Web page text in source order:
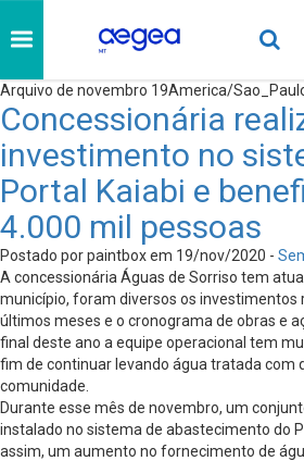
Arquivo de novembro 19America/
Concessionária
investimento no
Portal Kaiabi e
4.000 mil pessoas
Postado por paintbox em 19/nov/2020 -
A concessionária Águas de Sorriso tem
município, foram diversos os investimentos
últimos meses e o cronograma de obras e
final deste ano a equipe operacional tem
fim de continuar levando água tratada com
comunidade.
Durante esse mês de novembro, um
instalado no sistema de abastecimento do
assim, um aumento no fornecimento de